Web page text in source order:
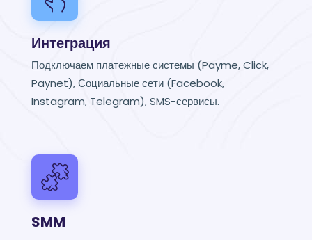
Интеграция
Подключаем платежные системы (Payme, Click,
Paynet), Социальные сети (Facebook,
Instagram, Telegram), SMS-сервисы.
SMM